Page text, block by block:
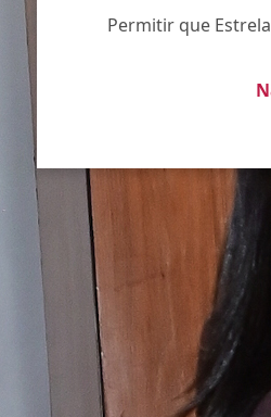
Permitir que